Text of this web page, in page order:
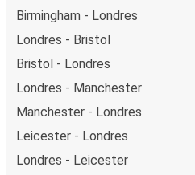
Birmingham - Londres
Londres - Bristol
Bristol - Londres
Londres - Manchester
Manchester - Londres
Leicester - Londres
Londres - Leicester